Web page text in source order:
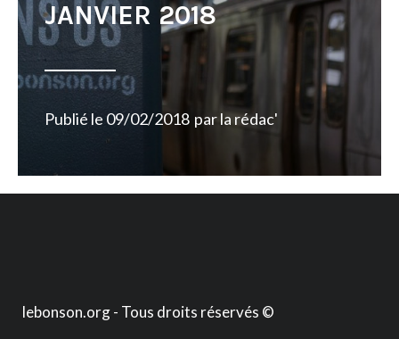
JANVIER 2018
Publié le 09/02/2018 parla rédac'
lebonson.org - Tous droits réservés ©